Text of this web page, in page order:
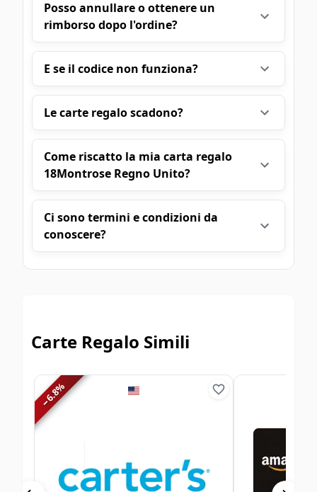
Posso annullare o ottenere un
rimborso dopo l'ordine?
E se il codice non funziona?
Le carte regalo scadono?
Come riscatto la mia carta regalo
18Montrose Regno Unito?
Ci sono termini e condizioni da
conoscere?
Carte Regalo Simili
−
6.8
%